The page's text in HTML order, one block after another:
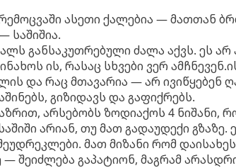
ასეთი ქალებია — მათთან
საშიშია.
განსაკუთრებული ძალა აქვს. ეს არ
ის, რასაც სხვები ვერ
და რაც მთავარია — არ ივიწყებენ
გიზიდავს და გაფიქრებს.
არსებობს ზოდიაქოს 4 ნიშანი,
არიან, თუ მათ გადაუდექი გზაზე.
მათ მიზანი რომ
შეიძლება გაპატიონ, მაგრამ